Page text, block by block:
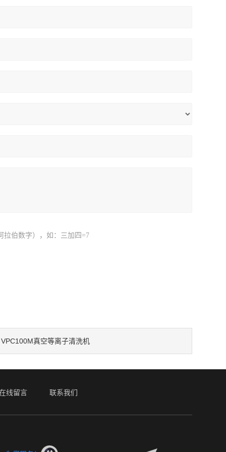
拉伯数字），如：三加四=7
VPC100M真空等离子清洗机
线留言 联系我们